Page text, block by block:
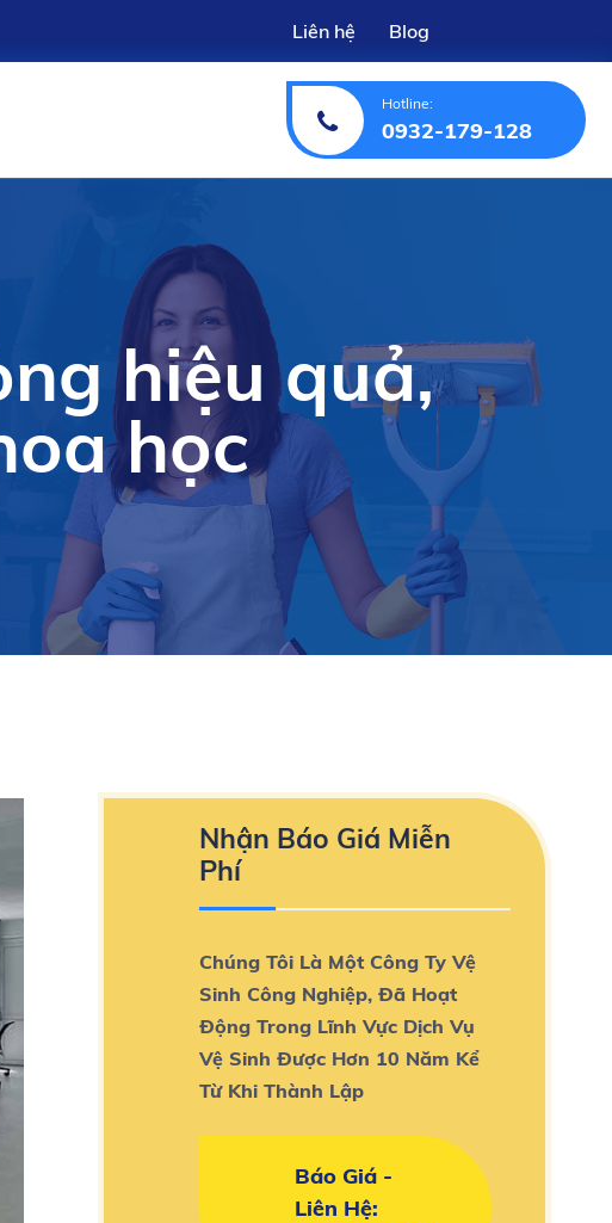
Liên hệ Blog
Hotline:
0932-179-128
hiệu quả,
học
Nhận Báo Giá Miễn
Phí
Chúng Tôi Là Một Công Ty Vệ
Sinh Công Nghiệp, Đã Hoạt
Động Trong Lĩnh Vực Dịch Vụ
Vệ Sinh Được Hơn 10 Năm Kể
Từ Khi Thành Lập
Báo Giá -
Liên Hệ: